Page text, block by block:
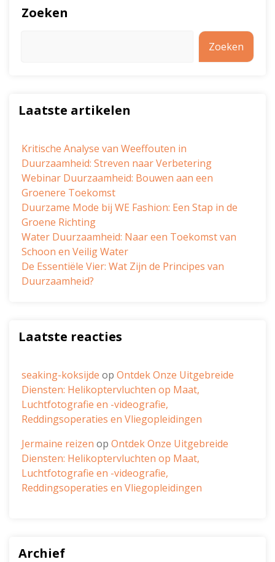
Zoeken
Zoeken
Laatste artikelen
Kritische Analyse van Weeffouten in
Duurzaamheid: Streven naar Verbetering
Webinar Duurzaamheid: Bouwen aan een
Groenere Toekomst
Duurzame Mode bij WE Fashion: Een Stap in de
Groene Richting
Water Duurzaamheid: Naar een Toekomst van
Schoon en Veilig Water
De Essentiële Vier: Wat Zijn de Principes van
Duurzaamheid?
Laatste reacties
seaking-koksijde op Ontdek Onze Uitgebreide
Diensten: Helikoptervluchten op Maat,
Luchtfotografie en -videografie,
Reddingsoperaties en Vliegopleidingen
Jermaine reizen op Ontdek Onze Uitgebreide
Diensten: Helikoptervluchten op Maat,
Luchtfotografie en -videografie,
Reddingsoperaties en Vliegopleidingen
Archief